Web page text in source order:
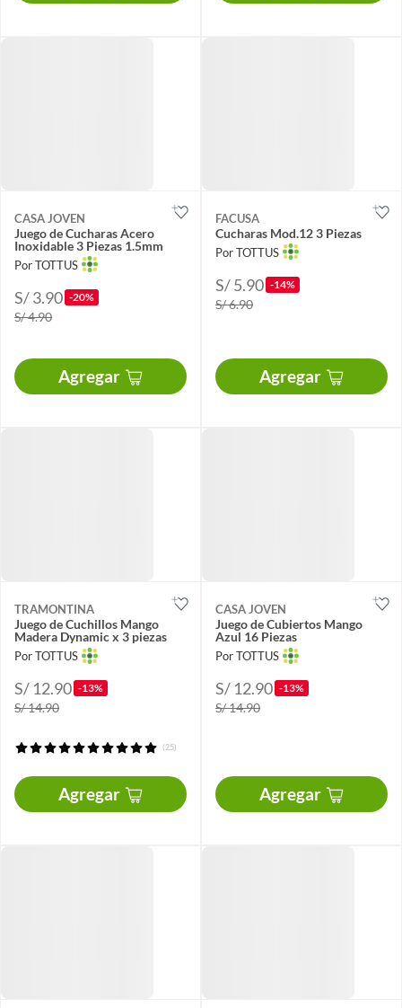
CASA JOVEN
Juego de Cucharas Acero
Inoxidable 3 Piezas 1.5mm
Por TOTTUS
S/ 3.90 -20%
S/ 4.90
Agregar
FACUSA
Cucharas Mod.12 3 Piezas
Por TOTTUS
S/ 5.90 -14%
S/ 6.90
Agregar
TRAMONTINA
Juego de Cuchillos Mango
Madera Dynamic x 3 piezas
Por TOTTUS
S/ 12.90 -13%
S/ 14.90
(25)
Agregar
CASA JOVEN
Juego de Cubiertos Mango
Azul 16 Piezas
Por TOTTUS
S/ 12.90 -13%
S/ 14.90
Agregar